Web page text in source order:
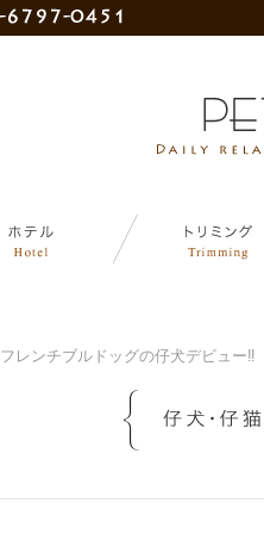
フレンチブルドッグの仔犬デビュー‼︎